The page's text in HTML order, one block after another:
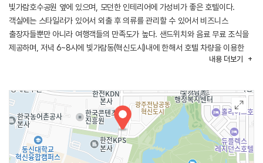
빛가람호수공원 옆에 있으며, 모던한 인테리어에 가성비가 좋은 호텔이다.
객실에는 스타일러가 있어서 외출 후 의류를 관리할 수 있어서 비즈니스
출장자들뿐만 아니라 여행객들의 만족도가 높다. 샌드위치와 음료 무료 조식을
제공하며, 저녁 6~8시에 빛가람동(혁신도시)내에 한해서 호텔 차량을 이용한
산책이나 운동하기에 좋은 환경을 가지고 있다. 또한, 호텔 주변으로 식당,
편의점 등 편의시설 들이 많다.
내용 더보기